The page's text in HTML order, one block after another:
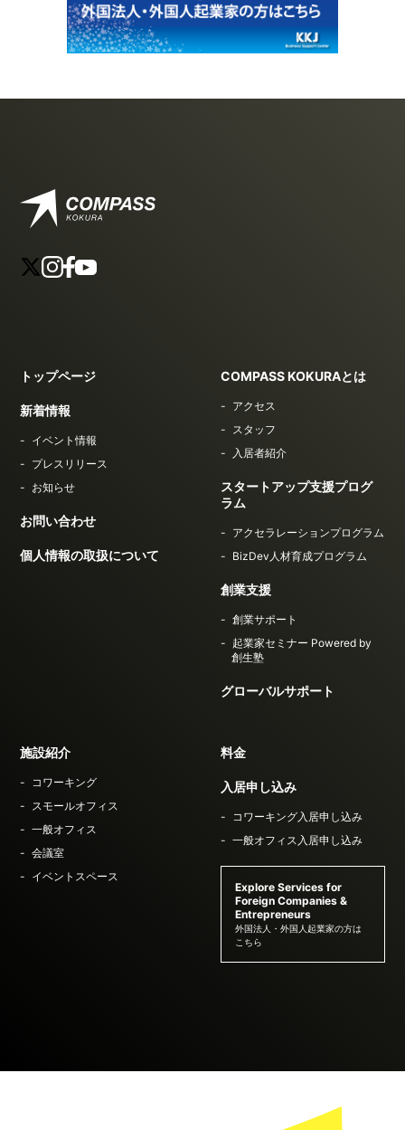
トップページ
新着情報
イベント情報
プレスリリース
お知らせ
お問い合わせ
個人情報の取扱について
COMPASS KOKURAとは
アクセス
スタッフ
入居者紹介
スタートアップ支援プログ
ラム
アクセラレーションプログラム
BizDev人材育成プログラム
創業支援
創業サポート
起業家セミナー Powered by
創生塾
グローバルサポート
施設紹介
コワーキング
スモールオフィス
一般オフィス
会議室
イベントスペース
料金
入居申し込み
コワーキング入居申し込み
一般オフィス入居申し込み
Explore Services for
Foreign Companies &
Entrepreneurs
外国法人・外国人起業家の方は
こちら